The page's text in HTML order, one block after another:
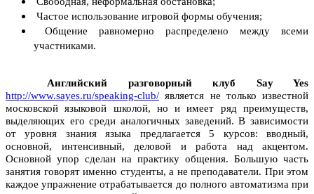
Частое использование игровой формы обучения;
Общение равномерно распределено между всеми
участниками.
Английский разговорный клуб Say Yes
http://www.sayes.ru/speaking-club/ является не только известной
московской языковой школой, но и имеет ряд преимуществ,
выделяющих его среди аналогичных заведений. В зависимости
от уровня знания языка предлагается 5 курсов: вводный,
основной, интенсивный, деловой и работа над акцентом.
Основной упор сделан на практику общения. Большую часть
занятия говорят именно студенты, а не преподаватели. При этом
каждое упражнение отрабатывается до полного автоматизма при